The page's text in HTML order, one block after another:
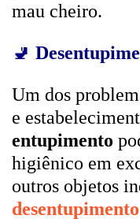
mau cheiro.
🚽
Um dos
e
entupimento
higiênico em
outros objetos
desentupimento